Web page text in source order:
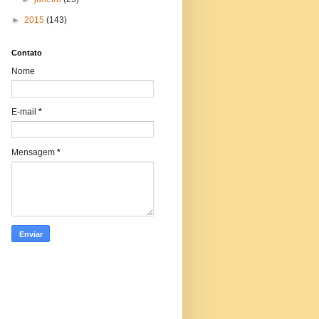
► 2015 (143)
Contato
Nome
E-mail *
Mensagem *